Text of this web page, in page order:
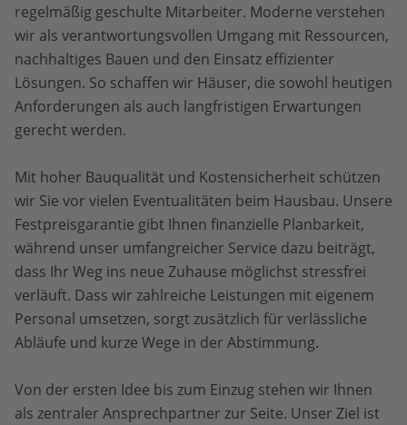
regelmäßig geschulte Mitarbeiter. Moderne verstehen
wir als verantwortungsvollen Umgang mit Ressourcen,
nachhaltiges Bauen und den Einsatz effizienter
Lösungen. So schaffen wir Häuser, die sowohl heutigen
Anforderungen als auch langfristigen Erwartungen
gerecht werden.
Mit hoher Bauqualität und Kostensicherheit schützen
wir Sie vor vielen Eventualitäten beim Hausbau. Unsere
Festpreisgarantie gibt Ihnen finanzielle Planbarkeit,
während unser umfangreicher Service dazu beiträgt,
dass Ihr Weg ins neue Zuhause möglichst stressfrei
verläuft. Dass wir zahlreiche Leistungen mit eigenem
Personal umsetzen, sorgt zusätzlich für verlässliche
Abläufe und kurze Wege in der Abstimmung.
Von der ersten Idee bis zum Einzug stehen wir Ihnen
als zentraler Ansprechpartner zur Seite. Unser Ziel ist